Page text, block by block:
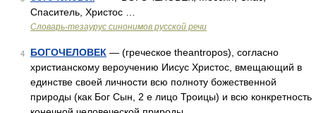
Спаситель, Христос …
Словарь-тезаурус синонимов русской речи
4 БОГОЧЕЛОВЕК — (греческое theantropos), согласно
христианскому вероучению Иисус Христос, вмещающий в
единстве своей личности всю полноту божественной
природы (как Бог Сын, 2 е лицо Троицы) и всю конкретность